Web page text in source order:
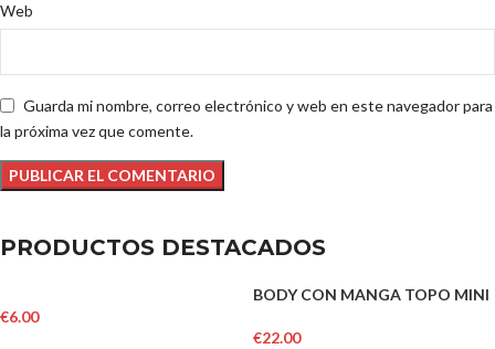
Web
Guarda mi nombre, correo electrónico y web en este navegador para
la próxima vez que comente.
PRODUCTOS DESTACADOS
€6.00
BODY CON MANGA TOPO MINI
€22.00